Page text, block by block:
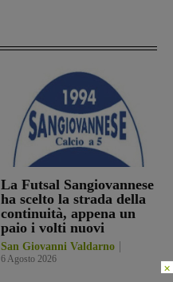
La Futsal Sangiovannese
ha scelto la strada della
continuità, appena un
paio i volti nuovi
San Giovanni Valdarno
6 Agosto 2026
×